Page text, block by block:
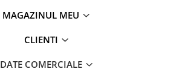
MAGAZINUL MEU
CLIENTI
DATE COMERCIALE